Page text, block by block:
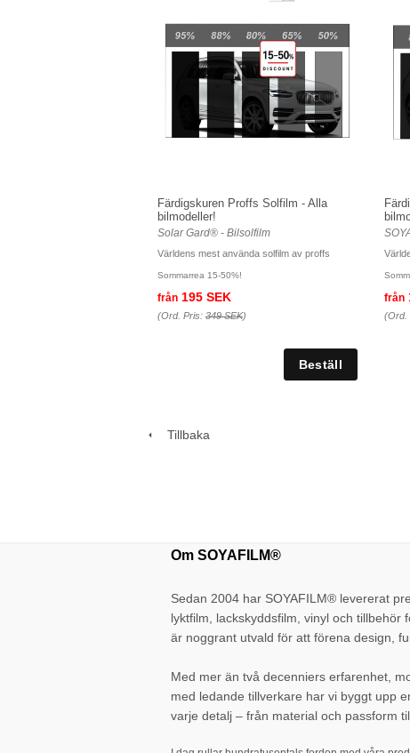
Färdigskuren Proffs Solfilm - Alla
bilmodeller!
Solar Gard® - Bilsolfilm
Världens mest använda solfilm av proffs
Sommarrea 15-50%!
från 195 SEK
(Ord. Pris: 349 SEK)
från
(Ord.
Tillbaka
Om SOYAFILM®
Sedan 2004 har SOYAFILM® levererat
lyktfilm, lackskyddsfilm, vinyl och tillbehör
är noggrant utvald för att förena design,
Med mer än två decenniers erfarenhet,
med ledande tillverkare har vi byggt upp
varje detalj – från material och passform